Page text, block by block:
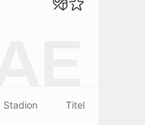
Stadion Titel